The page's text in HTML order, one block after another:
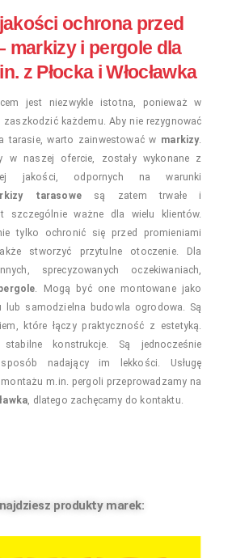
ochrona przed
markizy i pergole dla
z Płocka i Włocławka
jest niezwykle istotna, ponieważ w
każdemu. Aby nie rezygnować
tarasie, warto zainwestować w markizy.
w naszej ofercie, zostały wykonane z
jakości, odpornych na warunki
tarasowesą zatem trwałe i
szczególnie ważne dla wielu klientów.
tylko ochronić się przed promieniami
stworzyć przytulne otoczenie. Dla
sprecyzowanych oczekiwaniach,
. Mogą być one montowane jako
lub samodzielna budowla ogrodowa. Są
które łączy praktyczność z estetyką.
konstrukcje. Są jednocześnie
nadający im lekkości. Usługę
m.in. pergoli przeprowadzamy na
, dlatego zachęcamy do kontaktu.
produkty marek: